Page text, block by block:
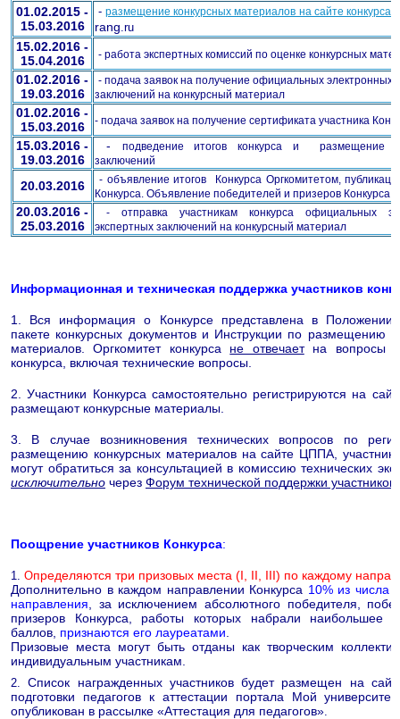
01.02.2015 -
15.03.2016
- размещение конкурсных материалов на сайте конкурса
rang.ru
15.02.2016 -
15.04.2016
- работа экспертных комиссий по оценке конкурсных
01.02.2016 -
19.03.2016
- подача заявок на получение официальных электронных
заключений на конкурсный материал
01.02.2016 -
15.03.2016
- подача заявок на получение сертификата участника
15.03.2016 -
19.03.2016
-
подведение итогов конкурса и размещение
заключений
20.03.2016
- объявление итогов Конкурса Оргкомитетом,
Конкурса. Объявление победителей и призеров Конкурса
20.03.2016 -
25.03.2016
- отправка участникам конкурса официальных
экспертных заключений на конкурсный материал
Информационная и техническая поддержка участников
1. Вся информация о Конкурсе представлена в Положении
пакете конкурсных документов и Инструкции по размещению
материалов. Оргкомитет конкурса не отвечаетна вопросы
конкурса, включая технические вопросы.
2. Участники Конкурса самостоятельно регистрируются на
размещают конкурсные материалы.
3. В случае возникновения технических вопросов по
размещению конкурсных материалов на сайте ЦППА,
могут обратиться за консультацией в комиссию технических
исключительно через Форум технической поддержки участников
Поощрение участников Конкурса:
1. Определяются три призовых места (I, II, III) по каждому
Дополнительно в каждом направлении Конкурса 10% из числа
направления , за исключением абсолютного победителя,
призеров Конкурса, работы которых набрали наибольшее
баллов, признаются его лауреатами
Призовые места могут быть отданы как творческим
индивидуальным участникам.
2.Список награжденных участников будет размещен на
подготовки педагогов к аттестации портала Мой
опубликован в рассылке «Аттестация для педагогов»